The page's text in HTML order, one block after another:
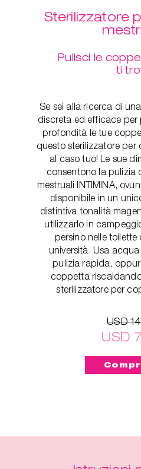
Sterilizzatore
Pulisci le
ti
Se sei alla ricerca di
discreta ed efficace per
profondità le tue
questo sterilizzatore per
al caso tuo! Le sue
consentono la pulizia
mestruali INTIMINA,
disponibile in un
distintiva tonalità
utilizzarlo in
persino nelle
università. Usa
pulizia rapida,
coppetta
sterilizzatore per
USD
USD